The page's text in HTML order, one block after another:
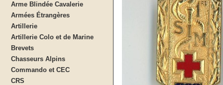
Arme Blindée Cavalerie
Armées Étrangères
Artillerie
Artillerie Colo et de Marine
Brevets
Chasseurs Alpins
Commando et CEC
CRS